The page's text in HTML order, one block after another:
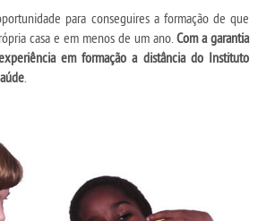
para conseguires a formação de que
casa e em menos de um ano. Com a garantia
em formação a distância do Instituto